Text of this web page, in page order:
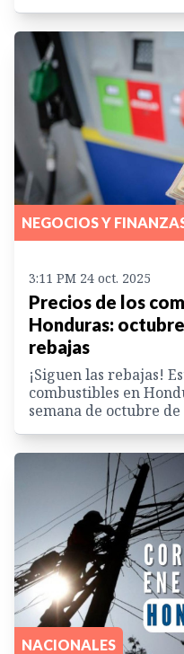
NEGOCIOS Y
3:11 PM 24 oct. 2025
Precios de los
Honduras:
rebajas
¡Siguen las rebajas!
combustibles en
semana de octubre de
NACIONALES